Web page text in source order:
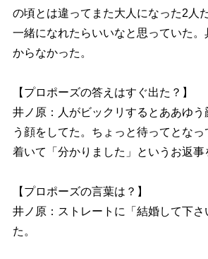
の頃とは違ってまた大人になった2人
一緒になれたらいいなと思っていた。
からなかった。
【プロポーズの答えはすぐ出た？】
井ノ原：人がビックリするとああゆう
う顔をしてた。ちょっと待ってとな
着いて「分かりました」というお返事
【プロポーズの言葉は？】
井ノ原：ストレートに「結婚して下さ
た。